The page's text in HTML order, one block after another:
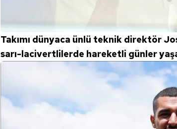
Takımı dünyaca ünlü teknik direktör
sarı-lacivertlilerde hareketli günler